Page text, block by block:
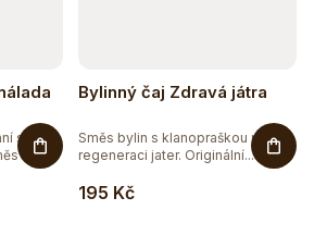
se
7...
Bylinný čaj Zdravá játra
195 Kč
Směs bylin s klanopraškou pro
regeneraci jater. Originální...